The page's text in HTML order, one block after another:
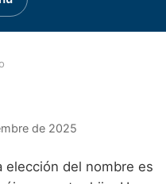
empiezan por D
Asturianos
Celtas
de 2025
elección del nombre es